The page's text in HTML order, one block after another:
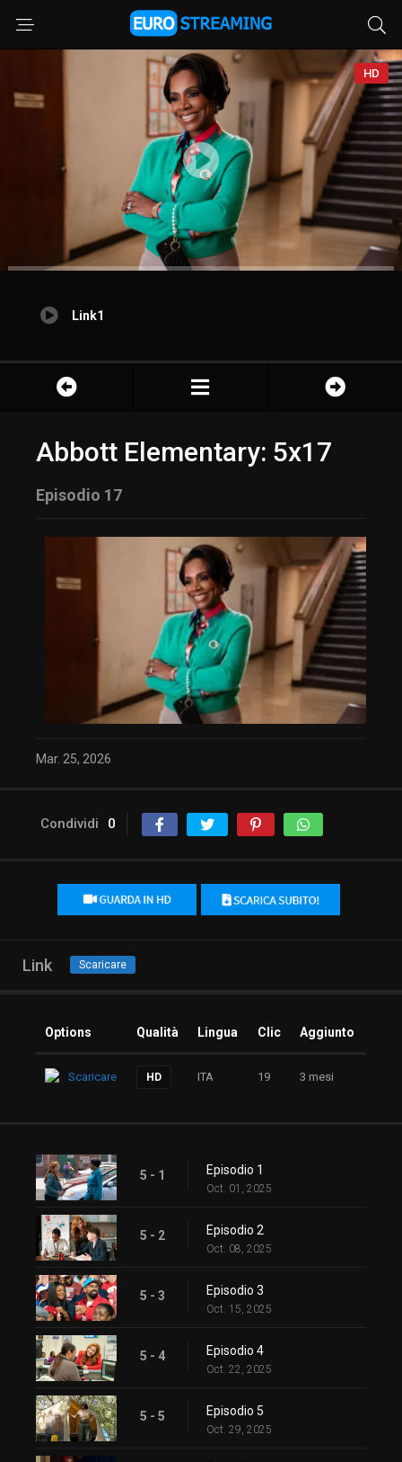
HD
Link1
Abbott Elementary: 5x17
Episodio 17
Mar. 25, 2026
Condividi 0
Link Scaricare
Options Qualità Lingua Clic Aggiunto
Scaricare HD ITA 19 3 mesi
5 - 1 Episodio 1
Oct. 01, 2025
5 - 2 Episodio 2
Oct. 08, 2025
5 - 3 Episodio 3
Oct. 15, 2025
5 - 4 Episodio 4
Oct. 22, 2025
5 - 5 Episodio 5
Oct. 29, 2025